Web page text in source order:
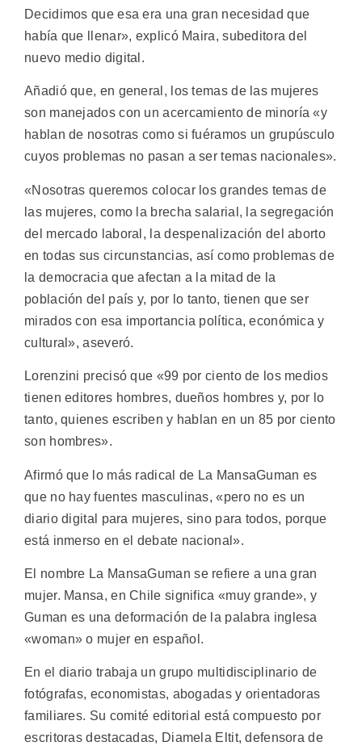
Decidimos que esa era una gran necesidad que
había que llenar», explicó Maira, subeditora del
nuevo medio digital.
Añadió que, en general, los temas de las mujeres
son manejados con un acercamiento de minoría «y
hablan de nosotras como si fuéramos un grupúsculo
cuyos problemas no pasan a ser temas nacionales».
«Nosotras queremos colocar los grandes temas de
las mujeres, como la brecha salarial, la segregación
del mercado laboral, la despenalización del aborto
en todas sus circunstancias, así como problemas de
la democracia que afectan a la mitad de la
población del país y, por lo tanto, tienen que ser
mirados con esa importancia política, económica y
cultural», aseveró.
Lorenzini precisó que «99 por ciento de los medios
tienen editores hombres, dueños hombres y, por lo
tanto, quienes escriben y hablan en un 85 por ciento
son hombres».
Afirmó que lo más radical de La MansaGuman es
que no hay fuentes masculinas, «pero no es un
diario digital para mujeres, sino para todos, porque
está inmerso en el debate nacional».
El nombre La MansaGuman se refiere a una gran
mujer. Mansa, en Chile significa «muy grande», y
Guman es una deformación de la palabra inglesa
«woman» o mujer en español.
En el diario trabaja un grupo multidisciplinario de
fotógrafas, economistas, abogadas y orientadoras
familiares. Su comité editorial está compuesto por
escritoras destacadas, Diamela Eltit, defensora de